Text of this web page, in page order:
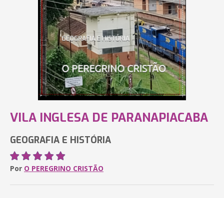
VILA INGLESA DE PARANAPIACABA
GEOGRAFIA E HISTÓRIA
Por O PEREGRINO CRISTÃO